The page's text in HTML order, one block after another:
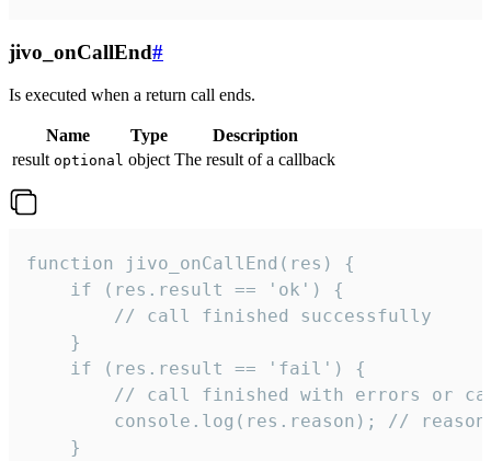
jivo_onCallEnd#
Is executed when a return call ends.
Name Type
Description
result optional object The result of a callback
function jivo_onCallEnd(res) {
    if (res.result == 'ok') {
        // call finished successfully
    }
    if (res.result == 'fail') {
// call finished with errors or
console.log(res.reason); //
    }